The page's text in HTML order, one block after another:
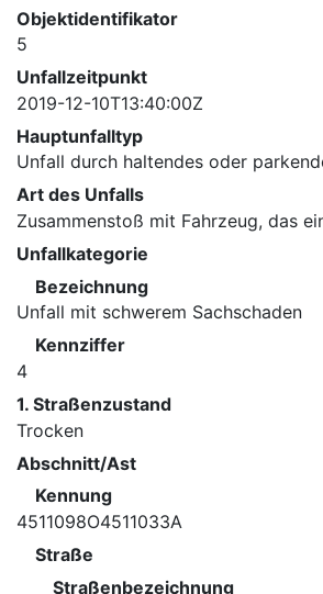
Objektidentifikator
5
Unfallzeitpunkt
2019-12-10T13:40:00Z
Hauptunfalltyp
Unfall durch haltendes oder
Art des Unfalls
Zusammenstoß mit Fahrzeug, das
Unfallkategorie
Bezeichnung
Unfall mit schwerem Sachschaden
Kennziffer
4
1. Straßenzustand
Trocken
Abschnitt/Ast
Kennung
4511098O4511033A
Straße
Straßenbezeichnung